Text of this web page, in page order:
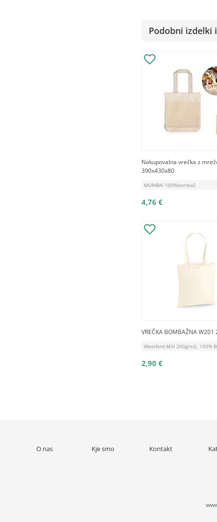
Podobni izdelki
Nakupovalna vrečka z
390x430x80
MUMBAI 100%bombaž
4,76 €
VREČKA BOMBAŽNA
Westford Mill 200g/m2, 100%
2,90 €
O nas Kje smo Kontakt